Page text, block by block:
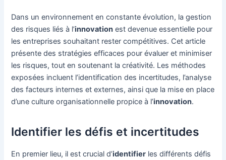
Dans un environnement en constante évolution, la gestion
des risques liés à l’innovation est devenue essentielle pour
les entreprises souhaitant rester compétitives. Cet article
présente des stratégies efficaces pour évaluer et minimiser
les risques, tout en soutenant la créativité. Les méthodes
exposées incluent l’identification des incertitudes, l’analyse
des facteurs internes et externes, ainsi que la mise en place
d’une culture organisationnelle propice à l’innovation.
Identifier les défis et incertitudes
En premier lieu, il est crucial d’identifier les différents défis